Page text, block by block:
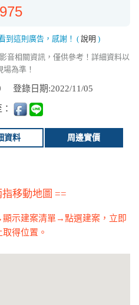
到這則廣告，感謝！ ( 說明 )
音相關資訊，僅供參考！詳細資料以
場為準！
登錄日期:2022/11/05
資料 周邊實價
移動地圖 ==
示建案清單→點選建案，立即
得位置。